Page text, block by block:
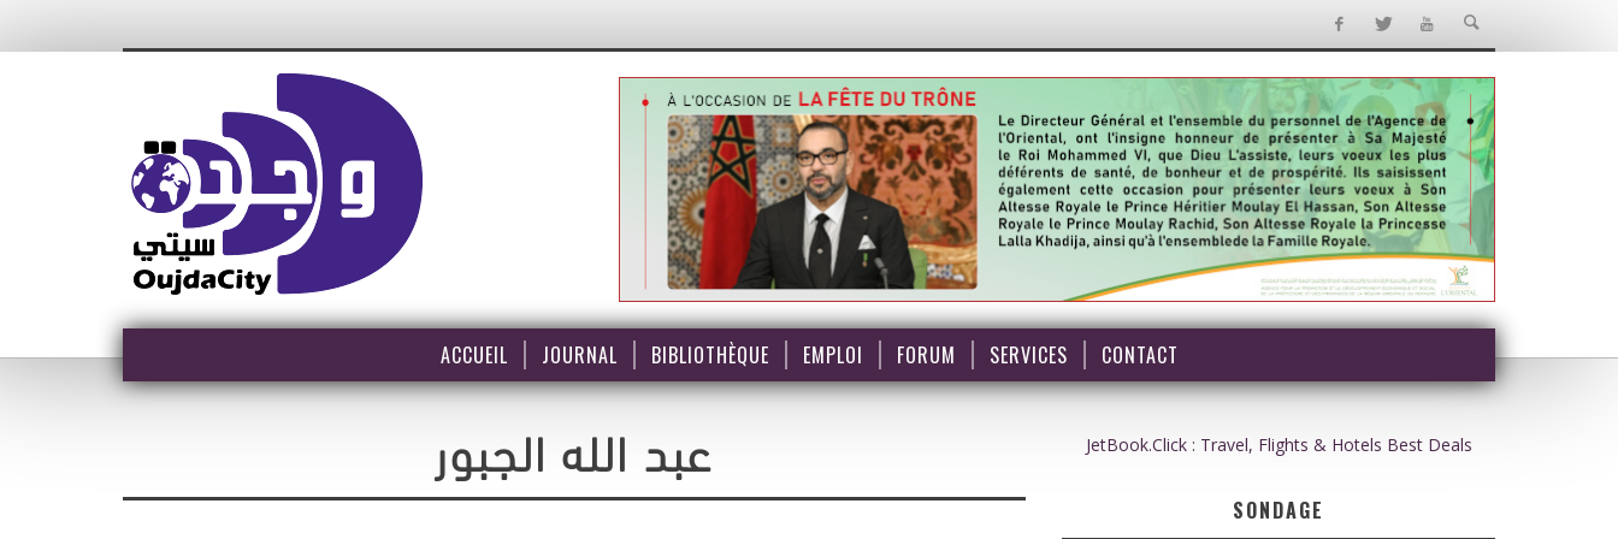
ACCUEIL JOURNAL BIBLIOTHÈQUE EMPLOI FORUM SERVICES CONTACT
عبد الله الجبور JetBook.Click : Travel, Flights & Hotels Best Deals
SONDAGE